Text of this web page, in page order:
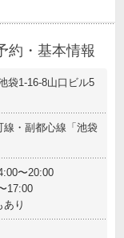
約・基本情報
袋1-16-8山口ビル5
線・副都心線「池袋
〜20:00
17:00
り